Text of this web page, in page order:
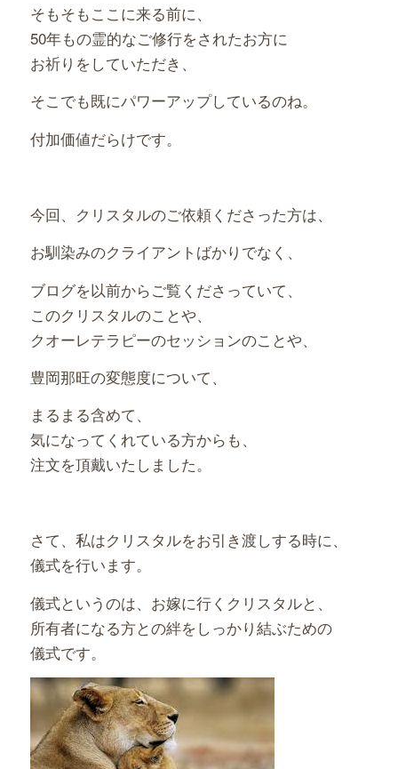
そもそもここに来る前に、
50年もの霊的なご修行をされたお方に
お祈りをしていただき、
そこでも既にパワーアップしているのね。
付加価値だらけです。
今回、クリスタルのご依頼くださった方は、
お馴染みのクライアントばかりでなく、
ブログを以前からご覧くださっていて、
このクリスタルのことや、
クオーレテラピーのセッションのことや、
豊岡那旺の変態度について、
まるまる含めて、
気になってくれている方からも、
注文を頂戴いたしました。
さて、私はクリスタルをお引き渡しする時に、
儀式を行います。
儀式というのは、お嫁に行くクリスタルと、
所有者になる方との絆をしっかり結ぶための
儀式です。